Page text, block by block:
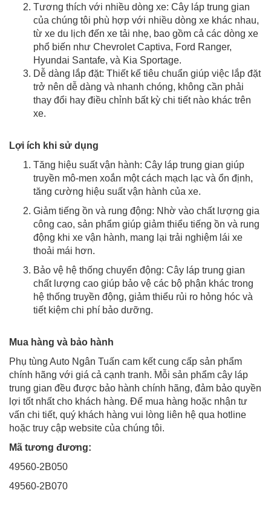
Tương thích với nhiều dòng xe: Cây láp trung gian
của chúng tôi phù hợp với nhiều dòng xe khác nhau,
từ xe du lịch đến xe tải nhẹ, bao gồm cả các dòng xe
phổ biến như Chevrolet Captiva, Ford Ranger,
Hyundai Santafe, và Kia Sportage.
Dễ dàng lắp đặt: Thiết kế tiêu chuẩn giúp việc lắp đặt
trở nên dễ dàng và nhanh chóng, không cần phải
thay đổi hay điều chỉnh bất kỳ chi tiết nào khác trên
xe.
Lợi ích khi sử dụng
Tăng hiệu suất vận hành: Cây láp trung gian giúp
truyền mô-men xoắn một cách mạch lạc và ổn định,
tăng cường hiệu suất vận hành của xe.
Giảm tiếng ồn và rung động: Nhờ vào chất lượng gia
công cao, sản phẩm giúp giảm thiểu tiếng ồn và rung
động khi xe vận hành, mang lại trải nghiệm lái xe
thoải mái hơn.
Bảo vệ hệ thống chuyển động: Cây láp trung gian
chất lượng cao giúp bảo vệ các bộ phận khác trong
hệ thống truyền động, giảm thiểu rủi ro hỏng hóc và
tiết kiệm chi phí bảo dưỡng.
Mua hàng và bảo hành
Phụ tùng Auto Ngân Tuấn cam kết cung cấp sản phẩm
chính hãng với giá cả cạnh tranh. Mỗi sản phẩm cây láp
trung gian đều được bảo hành chính hãng, đảm bảo quyền
lợi tốt nhất cho khách hàng. Để mua hàng hoặc nhận tư
vấn chi tiết, quý khách hàng vui lòng liên hệ qua hotline
hoặc truy cập website của chúng tôi.
Mã tương đương:
49560-2B050
49560-2B070